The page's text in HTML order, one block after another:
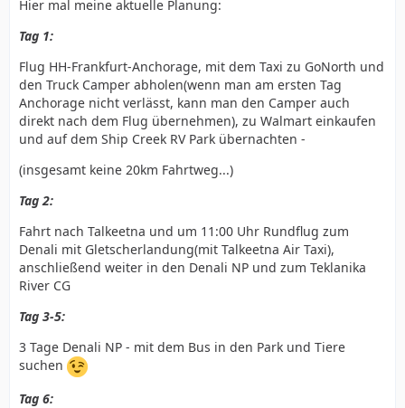
Hier mal meine aktuelle Planung:
Tag 1:
Flug HH-Frankfurt-Anchorage, mit dem Taxi zu GoNorth und
den Truck Camper abholen(wenn man am ersten Tag
Anchorage nicht verlässt, kann man den Camper auch
direkt nach dem Flug übernehmen), zu Walmart einkaufen
und auf dem Ship Creek RV Park übernachten -
(insgesamt keine 20km Fahrtweg...)
Tag 2:
Fahrt nach Talkeetna und um 11:00 Uhr Rundflug zum
Denali mit Gletscherlandung(mit Talkeetna Air Taxi),
anschließend weiter in den Denali NP und zum Teklanika
River CG
Tag 3-5:
3 Tage Denali NP - mit dem Bus in den Park und Tiere
suchen
Tag 6: